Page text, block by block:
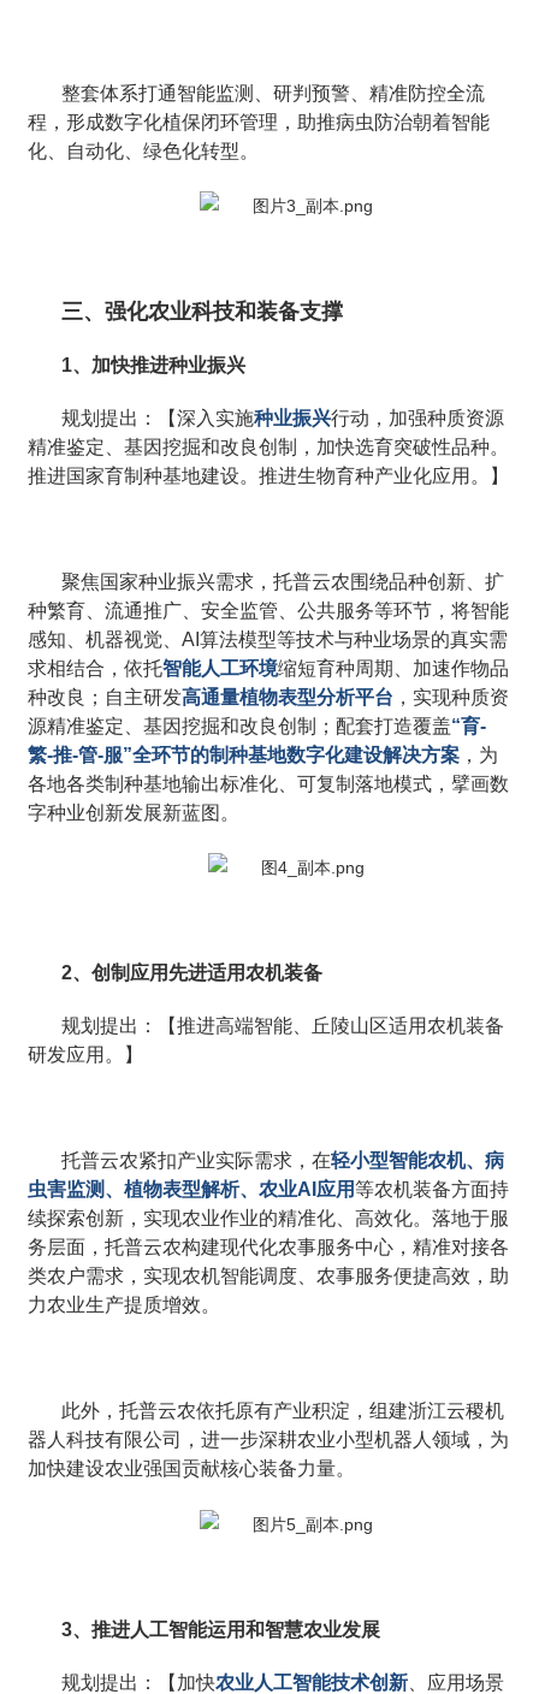
整套体系打通智能监测、研判预警、精准防控全流
程，形成数字化植保闭环管理，助推病虫防治朝着智能
化、自动化、绿色化转型。
三、强化农业科技和装备支撑
1、加快推进种业振兴
规划提出：【深入实施种业振兴行动，加强种质资源
精准鉴定、基因挖掘和改良创制，加快选育突破性品种。
推进国家育制种基地建设。推进生物育种产业化应用。】
聚焦国家种业振兴需求，托普云农围绕品种创新、扩
种繁育、流通推广、安全监管、公共服务等环节，将智能
感知、机器视觉、AI算法模型等技术与种业场景的真实需
求相结合，依托智能人工环境缩短育种周期、加速作物品
种改良；自主研发高通量植物表型分析平台 ，实现种质资
源精准鉴定、基因挖掘和改良创制；配套打造覆盖“育-
繁-推-管-服”全环节的制种基地数字化建设解决方案 ，为
各地各类制种基地输出标准化、可复制落地模式，擘画数
字种业创新发展新蓝图。
2、创制应用先进适用农机装备
规划提出：【推进高端智能、丘陵山区适用农机装备
研发应用。】
托普云农紧扣产业实际需求，在轻小型智能农机、病
虫害监测、植物表型解析、农业AI应用等农机装备方面持
续探索创新，实现农业作业的精准化、高效化。落地于服
务层面，托普云农构建现代化农事服务中心，精准对接各
类农户需求，实现农机智能调度、农事服务便捷高效，助
力农业生产提质增效。
此外，托普云农依托原有产业积淀，组建浙江云稷机
器人科技有限公司，进一步深耕农业小型机器人领域，为
加快建设农业强国贡献核心装备力量。
3、推进人工智能运用和智慧农业发展
规划提出：【加快农业人工智能技术创新 、应用场景